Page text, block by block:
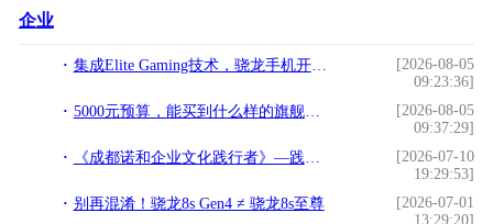
企业
集成Elite Gaming技术，骁龙手机开启手机玩游戏新纪元
[2026-08-05
09:23:36]
5000元预算，能买到什么样的旗舰手机？
[2026-08-05
09:37:29]
《成都诺和企业文化践行者》—践行文化，榜样力量
[2026-07-10
19:29:53]
别再混淆！骁龙8s Gen4 ≠ 骁龙8s至尊
[2026-07-01
13:29:20]